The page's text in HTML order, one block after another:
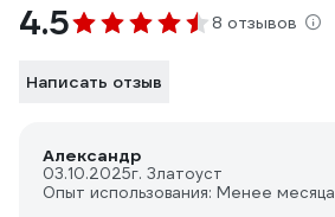
4.5 8 отзывов
Написать отзыв
Александр
03.10.2025г. Златоуст
Опыт использования: Менее месяца